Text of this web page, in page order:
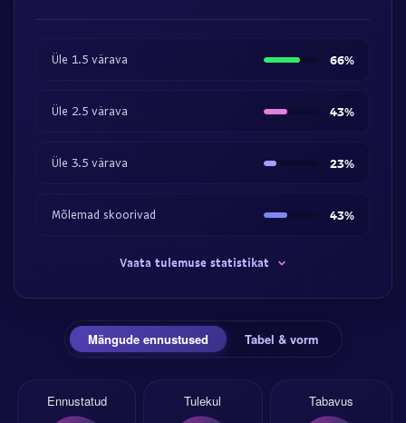
Üle 1.5 värava 66%
Üle 2.5 värava 43%
Üle 3.5 värava 23%
Mõlemad skoorivad 43%
Vaata tulemuse statistikat
Mängude ennustused Tabel & vorm
Ennustatud Tulekul Tabavus